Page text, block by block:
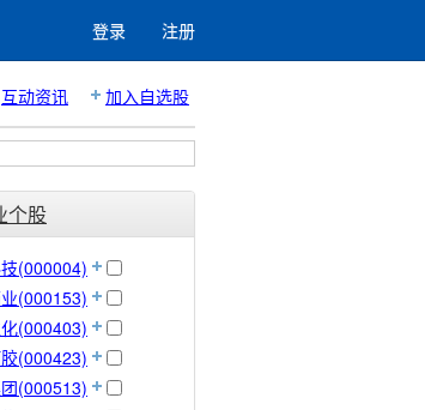
登录 注册
互动资讯 加入自选股
个股
(000004)
(000153)
(000403)
(000423)
(000513)